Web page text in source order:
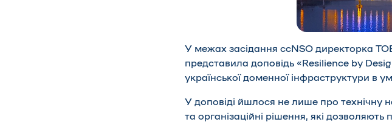
У межах засідання ccNSO директорка
представила доповідь «Resilience by
української доменної інфраструктури в
У доповіді йшлося не лише про технічну
та організаційні рішення, які